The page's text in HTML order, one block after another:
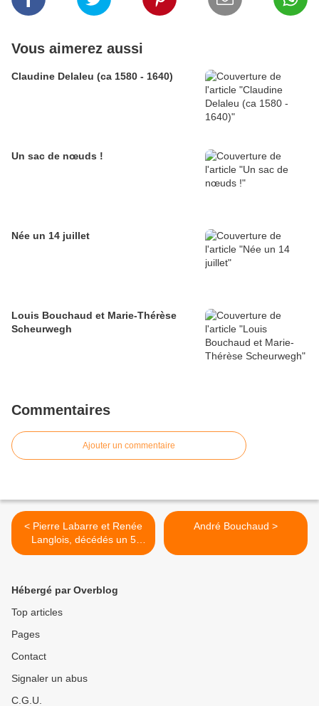
Vous aimerez aussi
Claudine Delaleu (ca 1580 - 1640)
Un sac de nœuds !
Née un 14 juillet
Louis Bouchaud et Marie-Thérèse
Scheurwegh
Commentaires
Ajouter un commentaire
< Pierre Labarre et Renée
Langlois, décédés un 5
avril.
André Bouchaud >
Hébergé par Overblog
Top articles
Pages
Contact
Signaler un abus
C.G.U.